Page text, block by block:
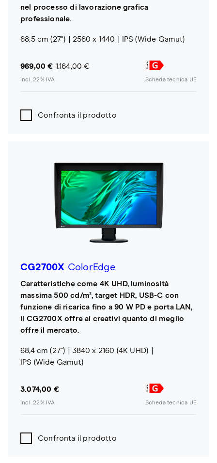
nel processo di lavorazione grafica
professionale.
68,5 cm (27") 2560 x 1440 IPS (Wide Gamut)
969,00 € 1.164,00 €
incl. 22% IVA Scheda tecnica UE
Confronta il prodotto
CG2700X ColorEdge
Caratteristiche come 4K UHD, luminosità
massima 500 cd/m², target HDR, USB-C con
funzione di ricarica fino a 90 W PD e porta LAN,
il CG2700X offre ai creativi quanto di meglio
offre il mercato.
68,4 cm (27")
3840 x 2160 (4K UHD)
IPS (Wide Gamut)
3.074,00 €
incl. 22% IVA Scheda tecnica UE
Confronta il prodotto